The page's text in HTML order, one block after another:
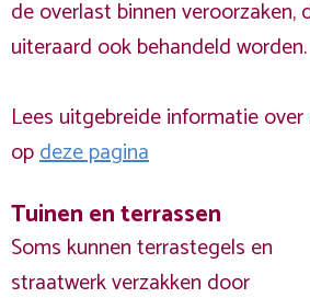
de overlast binnen veroorzaken,
uiteraard ook behandeld worden.
Lees uitgebreide informatie
opdeze pagina
Tuinen en terrassen
Soms kunnen terrastegels en
straatwerk verzakken door